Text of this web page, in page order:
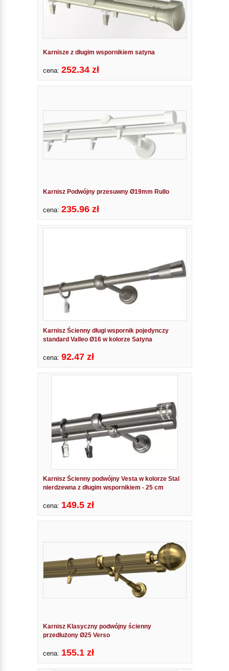
Karnisze z długim wspornikiem satyna
cena: 252.34 zł
Karnisz Podwójny przesuwny Ø19mm Rullo
cena: 235.96 zł
Karnisz Ścienny długi wspornik pojedynczy
standard Valleo Ø16 w kolorze Satyna
cena: 92.47 zł
Karnisz Ścienny podwójny Vesta w kolorze Stal
nierdzewna z długim wspornikiem - 25 cm
cena: 149.5 zł
Karnisz Klasyczny podwójny ścienny
przedłużony Ø25 Verso
cena: 155.1 zł